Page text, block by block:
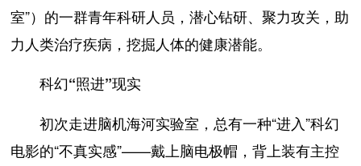
室”）的一群青年科研人员，潜心钻研、聚力攻关，助
力人类治疗疾病，挖掘人体的健康潜能。
科幻“照进”现实
初次走进脑机海河实验室，总有一种“进入”科幻
电影的“不真实感”——戴上脑电极帽，背上装有主控